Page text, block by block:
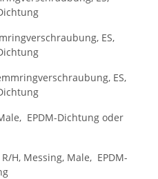
ES,
ES,
EPDM-Dichtung oder
H, Messing, Male, EPDM-